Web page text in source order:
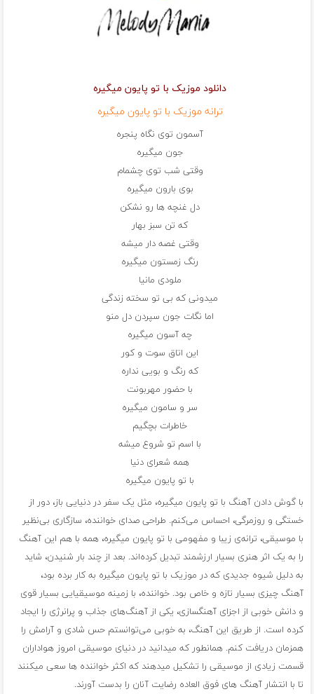
دانلود موزیک با تو پایون میگیره
ترانه موزیک با تو پایون میگیره
آسمون توی نگاه پنجره
جون میگیره
وقتی شب توی چشمام
بوی بارون میگیره
دل غنچه ها رو نشکن
که تن سبز بهار
وقتی غصه دار میشه
رنگ زمستون میگیره
ملودی مانیا
میدونی که بی تو سخته زندگی
اما نگات جون سپردن دل منو
چه آسون میگیره
این اتاق سوت و کور
که رنگ و بویی نداره
با حضور مهربونت
سر و سامون میگیره
خاطرات بچگیم
با اسم تو شروع میشه
همه شعرای دنیا
با تو پایون میگیره
با گوش دادن آهنگ با تو پایون میگیره، مثل یک سفر در دنیایی باز، دور از
خستگی و روزمرگی، احساس می‌کنم. طراحی صدای خواننده، سازگاری بی‌نظیر
با موسیقی، ترانه‌ی زیبا و مفهومی با تو پایون میگیره، همه با هم این آهنگ
را به یک اثر هنری بسیار ارزشمند تبدیل کرده‌اند. بعد از چند بار شنیدن، شاید
به دلیل شیوه جدیدی که در موزیک با تو پایون میگیره به کار برده بود،
آهنگ چیزی بسیار تازه و خاص بود. خواننده، با زمینه موسیقیایی بسیار قوی
و دانش خوبی از اجزای آهنگسازی، یکی از آهنگ‌های جذاب و پرانرژی را ایجاد
کرده است. از طریق این آهنگ، به خوبی می‌توانستم حس شادی و آرامش را
همزمان دریافت کنم. همانطور که میدانید در دنیای موسیقی امروز هواداران
قسمت زیادی از موسیقی را تشکیل میدهند که اکثر خواننده‌ ها سعی میکنند
تا با انتشار آهنگ ‌های فوق العاده رضایت آنان را بدست آورند.